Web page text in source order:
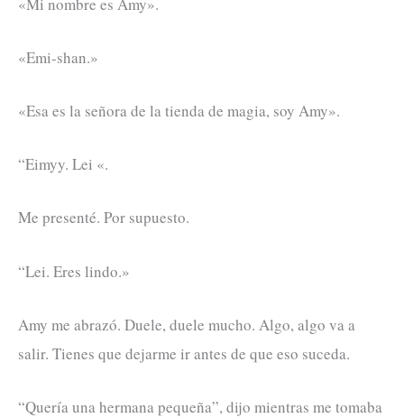
«Emi-shan.»
«Esa es la señora de la tienda de magia, soy Amy».
“Eimyy. Lei «.
Me presenté. Por supuesto.
“Lei. Eres lindo.»
Amy me abrazó. Duele, duele mucho. Algo, algo va a
salir. Tienes que dejarme ir antes de que eso suceda.
“Quería una hermana pequeña”, dijo mientras me tomaba